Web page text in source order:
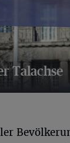
Talachse